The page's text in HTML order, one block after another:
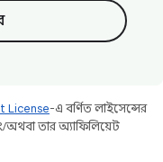
License-এ বর্ণিত লাইসেন্সের
তার অ্যাফিলিয়েট